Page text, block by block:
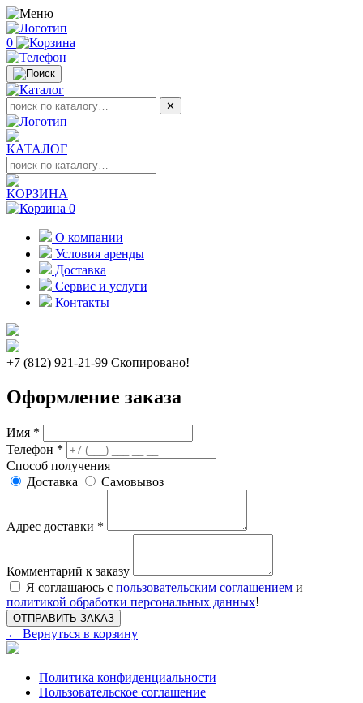
0
✕
КАТАЛОГ
КОРЗИНА
0
О компании
Условия аренды
Доставка
Сервис и услуги
Контакты
+7 (812) 921-21-99 Скопировано!
Оформление заказа
Имя *
Телефон *
Способ получения
Доставка
Самовывоз
Адрес доставки *
Комментарий к заказу
Я соглашаюсь с пользовательским соглашением и
политикой обработки персональных данных!
ОТПРАВИТЬ ЗАКАЗ
← Вернуться в корзину
Политика конфиденциальности
Пользовательское соглашение